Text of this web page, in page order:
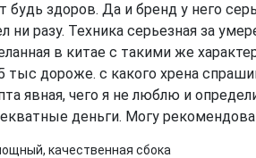
здоров. Да и бренд у него
ни разу. Техника серьезная за
в китае с такими же
тыс дороже. с какого хрена
явная, чего я не люблю и
деньги. Могу
качественная сбока